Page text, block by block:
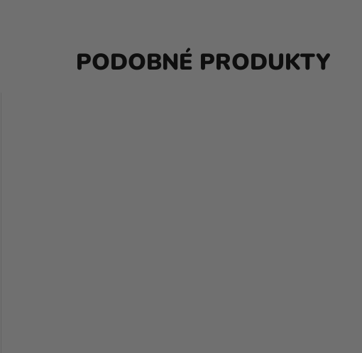
PODOBNÉ PRODUKTY